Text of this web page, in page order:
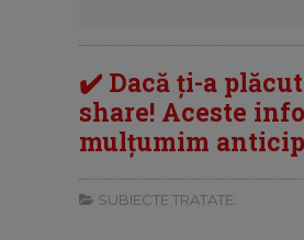
✔️ Dacă ți-a
share! Aceste
mulțumim
SUBIECTE TRATATE: